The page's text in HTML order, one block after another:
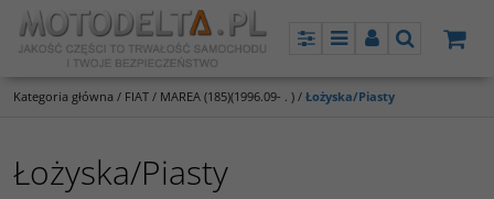
PanelMenuPanelSzukaj
Kategoria główna / FIAT / MAREA (185)(1996.09- . ) / Łożyska/Piasty
Łożyska/Piasty